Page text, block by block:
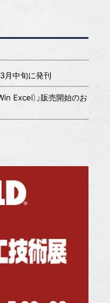
3月中旬に発刊
Excel）」販売開始のお